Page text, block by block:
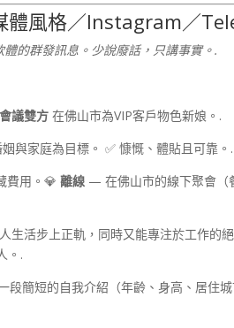
風格／Instagram／
的群發訊息。少說廢話，只講事實。.
會議雙方 在佛山市為VIP客戶物色新娘。.
與家庭為目標。 ✅ 慷慨、體貼且可靠。.
費用。💎離線 — 在佛山市的線下聚會（
生活步上正軌，同時又能專注於工作的
。.
段簡短的自我介紹（年齡、身高、居住